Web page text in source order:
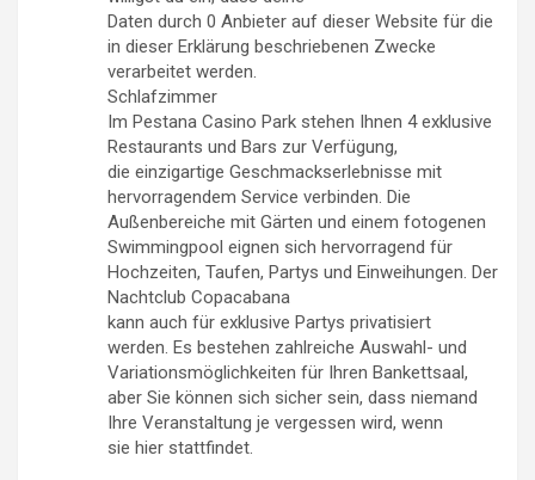
Daten durch 0 Anbieter auf dieser Website für die
in dieser Erklärung beschriebenen Zwecke
verarbeitet werden.
Schlafzimmer
Im Pestana Casino Park stehen Ihnen 4 exklusive
Restaurants und Bars zur Verfügung,
die einzigartige Geschmackserlebnisse mit
hervorragendem Service verbinden. Die
Außenbereiche mit Gärten und einem fotogenen
Swimmingpool eignen sich hervorragend für
Hochzeiten, Taufen, Partys und Einweihungen. Der
Nachtclub Copacabana
kann auch für exklusive Partys privatisiert
werden. Es bestehen zahlreiche Auswahl- und
Variationsmöglichkeiten für Ihren Bankettsaal,
aber Sie können sich sicher sein, dass niemand
Ihre Veranstaltung je vergessen wird, wenn
sie hier stattfindet.